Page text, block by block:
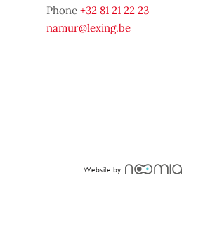
Phone+32 81 21 22 23
namur@lexing.be
Website by